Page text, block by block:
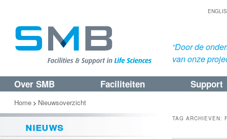
“Door de
van onze
Spring
naar
de
primaire
Spring
naar
de
secundaire
Over SMB Faciliteiten Support
TAG ARCHIEVEN:
Home > Nieuwsoverzicht
nieuws